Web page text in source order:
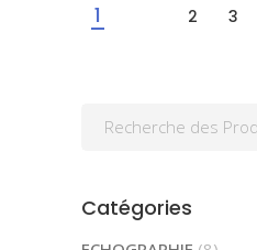
1 2 3
Search
Catégories